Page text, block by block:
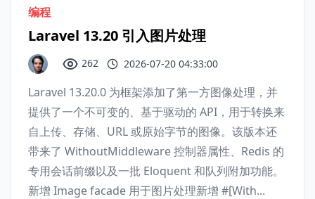
编程
Laravel 13.20 引入图片处理
262 2026-07-20 04:33:00
Laravel 13.20.0 为框架添加了第一方图像处理，并
提供了一个不可变的、基于驱动的 API，用于转换来
自上传、存储、URL 或原始字节的图像。该版本还
带来了 WithoutMiddleware 控制器属性、Redis 的
专用会话前缀以及一批 Eloquent 和队列附加功能。
新增 Image facade 用于图片处理新增 #[With...